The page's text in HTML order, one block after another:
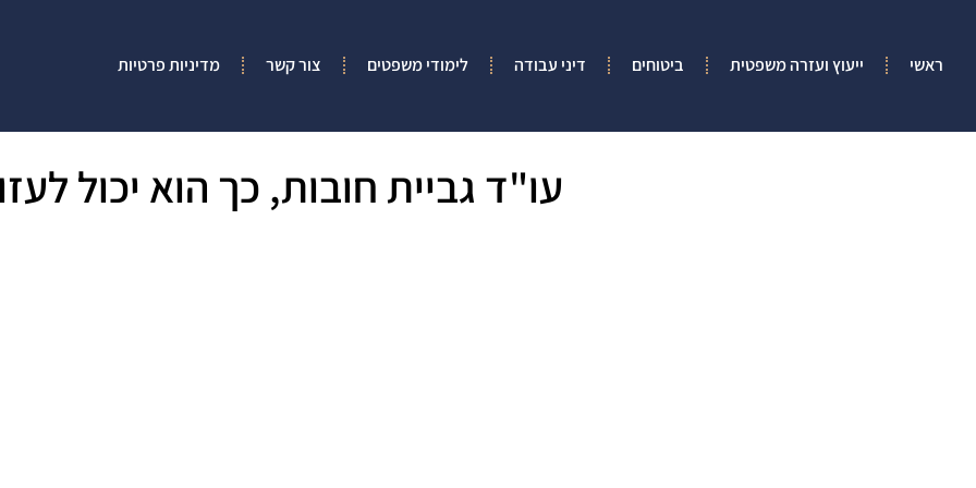
ראשי ייעוץ ועזרה משפטית ביטוחים דיני עבודה לימודי משפטים צור קשר מדיניות פרטיות
עו"ד גביית חובות, כך הוא יכול